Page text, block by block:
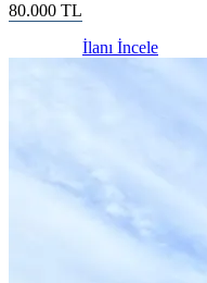
80.000 TL
İlanı İncele